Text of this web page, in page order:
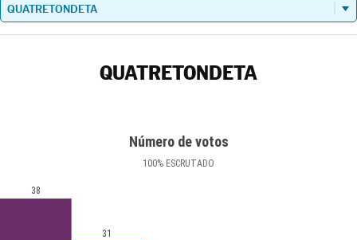
QUATRETONDETA
Número de votos
100% ESCRUTADO
38
31